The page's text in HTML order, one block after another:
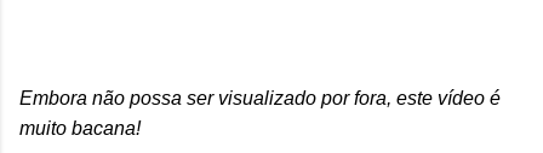
Embora não possa ser visualizado por fora, este vídeo é
muito bacana!